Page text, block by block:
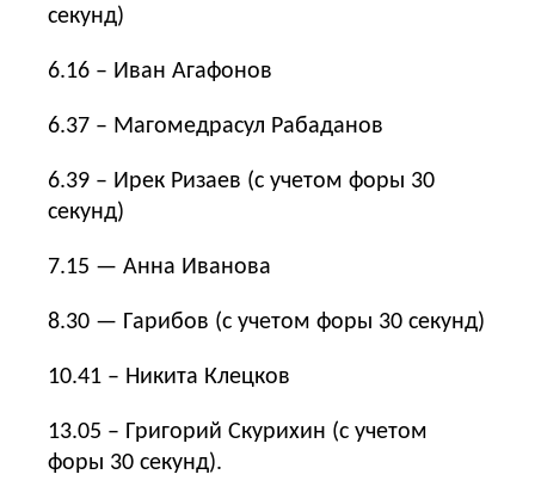
секунд)
6.16 – Иван Агафонов
6.37 – Магомедрасул Рабаданов
6.39 – Ирек Ризаев (с учетом форы 30
секунд)
7.15 — Анна Иванова
8.30 — Гарибов (с учетом форы 30 секунд)
10.41 – Никита Клецков
13.05 – Григорий Скурихин (с учетом
форы 30 секунд).